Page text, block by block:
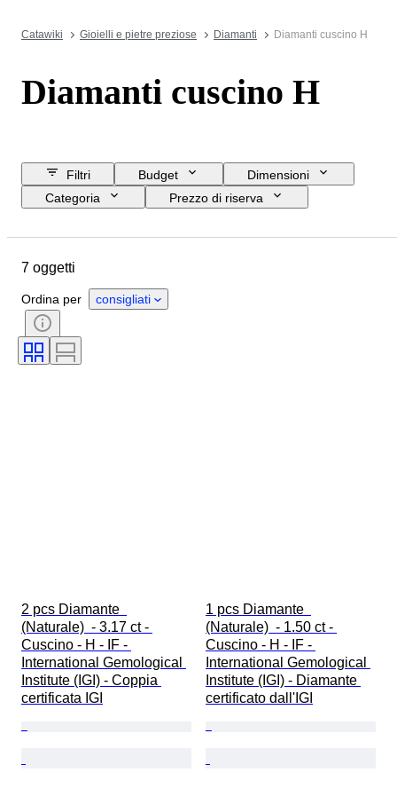
Catawiki Gioielli e pietre preziose Diamanti Diamanti cuscino H
Diamanti cuscino H
Filtri Budget
Dimensioni
Categoria
Prezzo di riserva
Purezza
Peso dei diamanti
Fluorescenza
Lucidatura (diamanti)
Cintura
7 oggetti
Ordina per consigliati
2 pcs Diamante
(Naturale)  - 3.17 ct -
Cuscino - H - IF -
International Gemological
Institute (IGI) - Coppia
certificata IGI
1 pcs Diamante
(Naturale)  - 1.50 ct -
Cuscino - H - IF -
International Gemological
Institute (IGI) - Diamante
certificato dall'IGI